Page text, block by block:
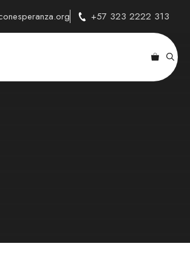
+57 323 2222 313